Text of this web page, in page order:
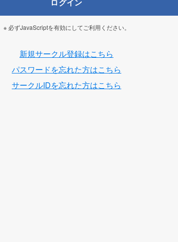
※ 必ずJavaScriptを有効にしてご利用ください。
新規サークル登録はこちら
パスワードを忘れた方はこちら
サークルIDを忘れた方はこちら